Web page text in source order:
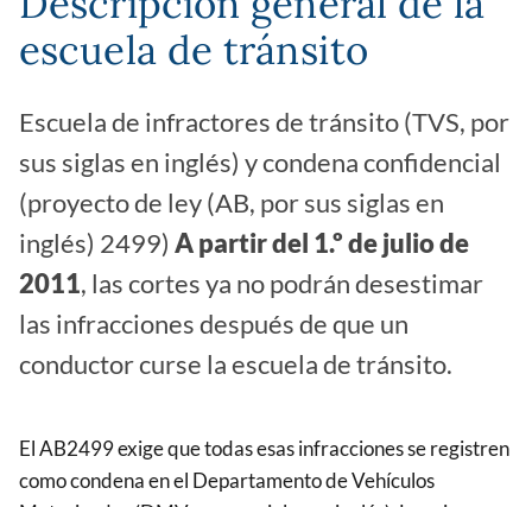
escuela de tránsito
Escuela de infractores de tránsito (TVS, por
sus siglas en inglés) y condena confidencial
(proyecto de ley (AB, por sus siglas en
inglés) 2499) A partir del 1.º de julio de
2011, las cortes ya no podrán desestimar
las infracciones después de que un
conductor curse la escuela de tránsito.
El AB2499 exige que todas esas infracciones se registren
como condena en el Departamento de Vehículos